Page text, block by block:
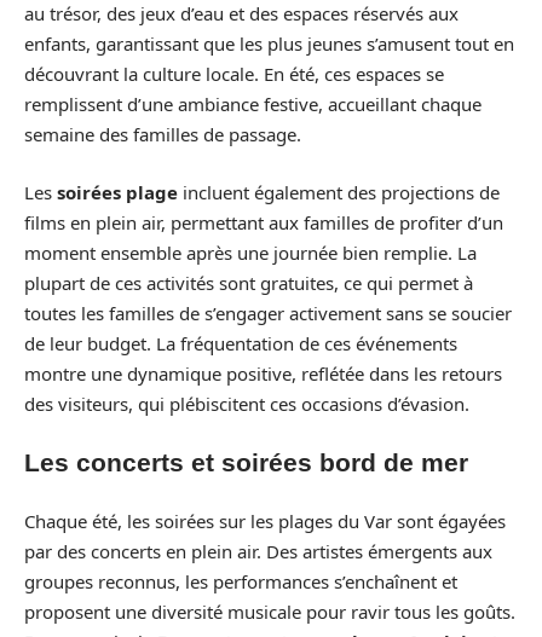
au trésor, des jeux d’eau et des espaces réservés aux
enfants, garantissant que les plus jeunes s’amusent tout en
découvrant la culture locale. En été, ces espaces se
remplissent d’une ambiance festive, accueillant chaque
semaine des familles de passage.
Les soirées plage incluent également des projections de
films en plein air, permettant aux familles de profiter d’un
moment ensemble après une journée bien remplie. La
plupart de ces activités sont gratuites, ce qui permet à
toutes les familles de s’engager activement sans se soucier
de leur budget. La fréquentation de ces événements
montre une dynamique positive, reflétée dans les retours
des visiteurs, qui plébiscitent ces occasions d’évasion.
Les concerts et soirées bord de mer
Chaque été, les soirées sur les plages du Var sont égayées
par des concerts en plein air. Des artistes émergents aux
groupes reconnus, les performances s’enchaînent et
proposent une diversité musicale pour ravir tous les goûts.